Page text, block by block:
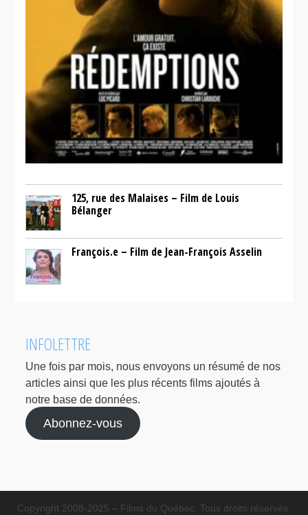
125, rue des Malaises – Film de Louis
Bélanger
François.e – Film de Jean-François Asselin
INFOLETTRE
Une fois par mois, nous envoyons un résumé de nos
articles ainsi que les plus récents films ajoutés à
notre base de données.
Abonnez-vous
Copyright 2008-2025 – Films du Québec. Tous droits réservés.